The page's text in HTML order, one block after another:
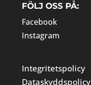
FÖLJ OSS PÅ:
Facebook
Instagram
Integritetspolicy
Dataskyddspolicy